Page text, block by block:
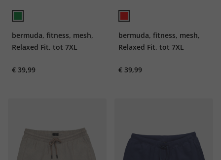
bermuda, fitness, mesh,
Relaxed Fit, tot 7XL
€ 39,99
bermuda, fitness, mesh,
Relaxed Fit, tot 7XL
€ 39,99